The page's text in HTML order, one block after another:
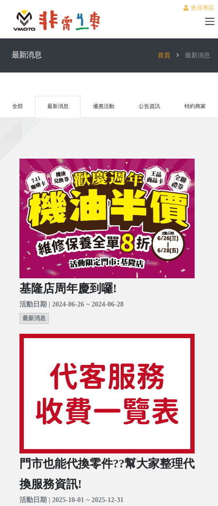
會員專區
最新消息 首頁 最新消息
全部 最新消息 優惠活動 公告資訊 特約商家
基隆店周年慶到囉!
活動日期 | 2024-06-26 ~ 2024-06-28
最新消息
門市也能代換零件??幫大家整理代
換服務資訊!
活動日期 | 2025-10-01 ~ 2025-12-31